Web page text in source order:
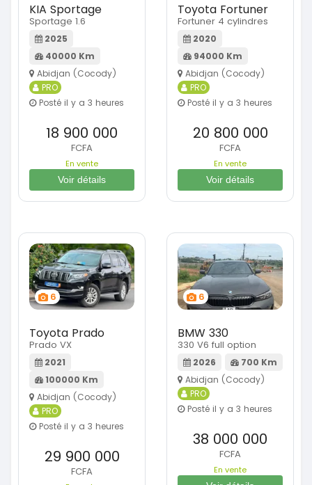
KIA Sportage
Sportage 1.6
2025
40000 Km
Abidjan (Cocody)
PRO
Posté il y a 3 heures
18 900 000
FCFA
En vente
Voir détails
Toyota Fortuner
Fortuner 4 cylindres
2020
94000 Km
Abidjan (Cocody)
PRO
Posté il y a 3 heures
20 800 000
FCFA
En vente
Voir détails
6
Toyota Prado
Prado VX
2021
100000 Km
Abidjan (Cocody)
PRO
Posté il y a 3 heures
29 900 000
FCFA
6
BMW 330
330 V6 full option
2026
700 Km
Abidjan (Cocody)
PRO
Posté il y a 3 heures
38 000 000
FCFA
En vente